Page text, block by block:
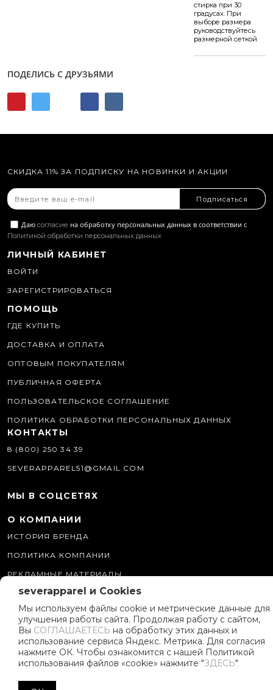
стирка при 30
градусах. При
выборе размера
руководствуйтесь
размерной сеткой.
ПОДЕЛИСЬ С ДРУЗЬЯМИ
СКИДКА 11% ЗА ПОДПИСКУ НА НОВИНКИ И АКЦИИ
Подписаться
Даю согласие на обработку персональных данных в соответствии с
Политикой обработки персональных данных
ЛИЧНЫЙ КАБИНЕТ
ВОЙТИ
ЗАРЕГИСТРИРОВАТЬСЯ
ПОМОЩЬ
ГДЕ КУПИТЬ
ДОСТАВКА И ОПЛАТА
ОПТОВЫМ ПОКУПАТЕЛЯМ
ПУБЛИЧНАЯ ОФЕРТА
ПОЛЬЗОВАТЕЛЬСКОЕ СОГЛАШЕНИЕ
ПОЛИТИКА ОБРАБОТКИ ПЕРСОНАЛЬНЫХ ДАННЫХ
КОНТАКТЫ
8 (800) 250 34 39
SEVERAPPAREL51@GMAIL.COM
МЫ В СОЦСЕТЯХ
О КОМПАНИИ
ИСТОРИЯ БРЕНДА
ПОЛИТИКА КОМПАНИИ
РЕКЛАМНЫЕ МАТЕРИАЛЫ
ПРОГРАММА ЛОЯЛЬНОСТИ
severapparel и Cookies
Мы используем файлы cookie и метрические данные для
улучшения работы сайта. Продолжая работу с сайтом,
Вы СОГЛАШАЕТЕСЬ на обработку этих данных и
использование сервиса Яндекс. Метрика. Для согласия
нажмите ОК. Чтобы ознакомится с нашей Политикой
использования файлов «cookie» нажмите "ЗДЕСЬ"